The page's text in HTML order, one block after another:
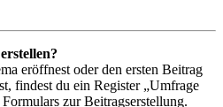
eröffnest oder den ersten Beitrag
findest du ein Register „Umfrage
zur Beitragserstellung.